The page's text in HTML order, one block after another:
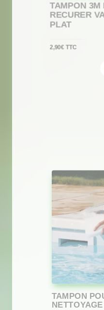
TAMPON 3M
RECURER
PLAT
2,90€ TTC
TAMPON